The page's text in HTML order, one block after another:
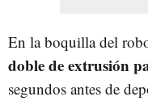
En la boquilla del
doble de extrusión
segundos antes de